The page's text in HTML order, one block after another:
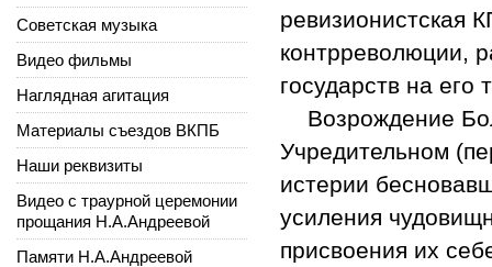
ревизионистская
контрреволюции,
государств на его
Возрождение
Учредительном
истерии
усиления
присвоения их
Советская музыка
Видео фильмы
Наглядная агитация
Материалы съездов ВКПБ
Наши реквизиты
Видео с траурной церемонии
прощания Н.А.Андреевой
Памяти Н.А.Андреевой